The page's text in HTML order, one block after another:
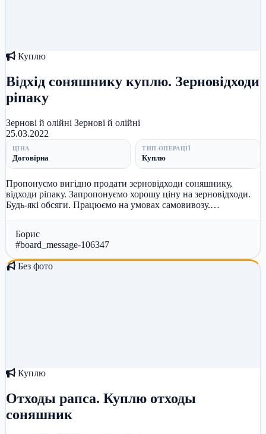
Куплю
Відхід соняшнику куплю. Зерновідходи
ріпаку
Зернові й олійні Зернові й олійні
25.03.2022
ЦІНА
Договірна
ТИП ОПЕРАЦІЇ
Куплю
Пропонуємо вигідно продати зерновідходи соняшнику,
відходи ріпаку. Запропонуємо хорошу ціну на зерновідходи.
Будь-які обсяги. Працюємо на умовах самовивозу.
Борис
#board_message-106347
Без фото
Куплю
Отходы рапса. Куплю отходы
соняшник